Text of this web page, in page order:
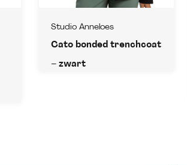
Studio Anneloes
Cato bonded trenchcoat
– zwart